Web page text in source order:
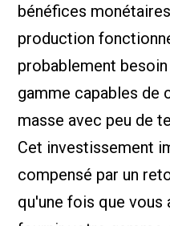
bénéfices
production
probablement
gamme capables de
masse avec peu de
Cet investissement
compensé par un
qu'une fois que vous